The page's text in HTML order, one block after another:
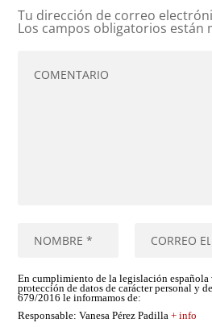
Tu dirección de correo
Los campos obligatorios están
En cumplimiento de la legislación española
protección de datos de carácter personal y
679/2016 le informamos de:
Responsable: Vanesa Pérez Padilla+ info